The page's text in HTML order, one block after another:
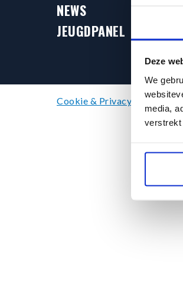
Deze
We
media,
verstrekt
NEWS
JEUGDPANEL
Cookie & Privacy policy